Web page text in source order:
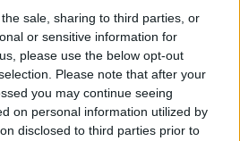
sale, sharing to third parties, or
or sensitive information for
please use the below opt-out
Please note that after your
you may continue seeing
on personal information utilized by
disclosed to third parties prior to